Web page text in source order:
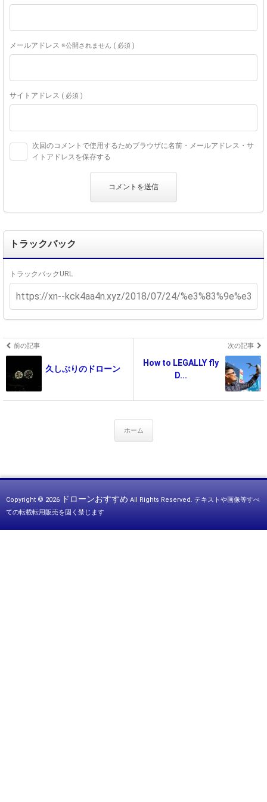
メールアドレス ※公開されません ( 必須 )
サイトアドレス ( 必須 )
次回のコメントで使用するためブラウザに名前・メールアドレス・サ
イトアドレスを保存する
トラックバック
トラックバックURL
前の記事
久しぶりのドローン
次の記事
How to LEGALLY fly
D...
ホーム
Copyright © 2026 ドローンおすすめ All Rights Reserved. テキストや画像等すべ
ての転載転用販売を固く禁じます